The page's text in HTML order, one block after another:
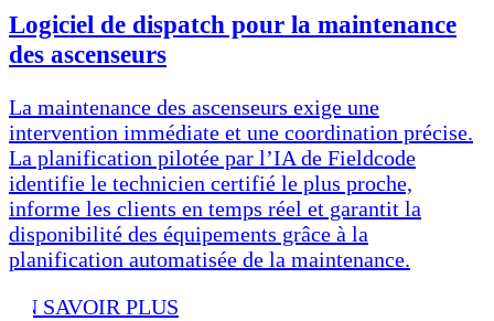
Logiciel de dispatch pour la maintenance
des ascenseurs
La maintenance des ascenseurs exige une
intervention immédiate et une coordination précise.
La planification pilotée par l’IA de Fieldcode
identifie le technicien certifié le plus proche,
informe les clients en temps réel et garantit la
disponibilité des équipements grâce à la
planification automatisée de la maintenance.
EN SAVOIR PLUS